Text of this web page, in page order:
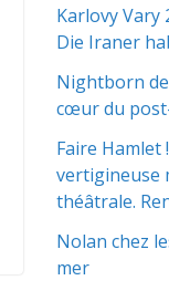
Karlovy Vary
Die Iraner
Nightborn
cœur du
Faire Hamlet
vertigineuse
théâtrale.
Nolan chez
mer